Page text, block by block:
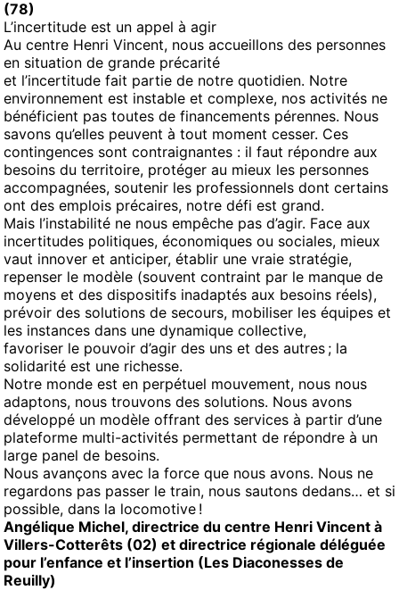
(78)
L’incertitude est un appel à agir
Au centre Henri Vincent, nous accueillons des personnes
en situation de grande précarité
et l’incertitude fait partie de notre quotidien. Notre
environnement est instable et complexe, nos activités ne
bénéficient pas toutes de financements pérennes. Nous
savons qu’elles peuvent à tout moment cesser. Ces
contingences sont contraignantes : il faut répondre aux
besoins du territoire, protéger au mieux les personnes
accompagnées, soutenir les professionnels dont certains
ont des emplois précaires, notre défi est grand.
Mais l’instabilité ne nous empêche pas d’agir. Face aux
incertitudes politiques, économiques ou sociales, mieux
vaut innover et anticiper, établir une vraie stratégie,
repenser le modèle (souvent contraint par le manque de
moyens et des dispositifs inadaptés aux besoins réels),
prévoir des solutions de secours, mobiliser les équipes et
les instances dans une dynamique collective,
favoriser le pouvoir d’agir des uns et des autres ; la
solidarité est une richesse.
Notre monde est en perpétuel mouvement, nous nous
adaptons, nous trouvons des solutions. Nous avons
développé un modèle offrant des services à partir d’une
plateforme multi-activités permettant de répondre à un
large panel de besoins.
Nous avançons avec la force que nous avons. Nous ne
regardons pas passer le train, nous sautons dedans… et si
possible, dans la locomotive !
Angélique Michel, directrice du centre Henri Vincent à
Villers-Cotterêts (02) et directrice régionale déléguée
pour l’enfance et l’insertion (Les Diaconesses de
Reuilly)